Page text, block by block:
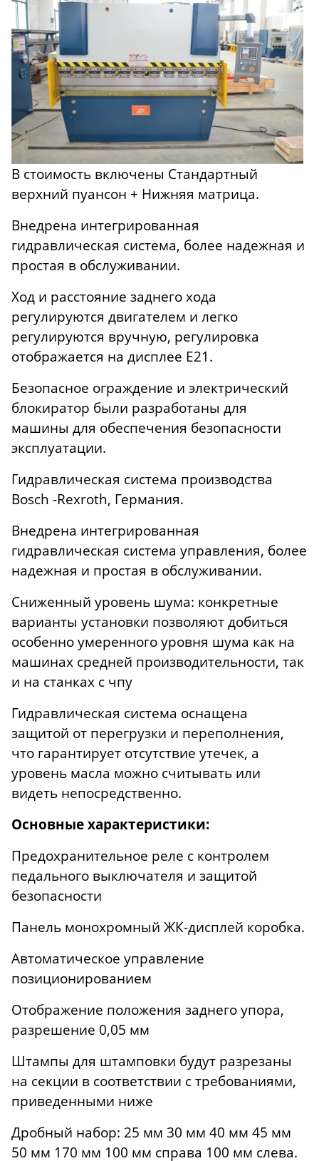
В стоимость включены Стандартный
верхний пуансон + Нижняя матрица.
Внедрена интегрированная
гидравлическая система, более надежная и
простая в обслуживании.
Ход и расстояние заднего хода
регулируются двигателем и легко
регулируются вручную, регулировка
отображается на дисплее E21.
Безопасное ограждение и электрический
блокиратор были разработаны для
машины для обеспечения безопасности
эксплуатации.
Гидравлическая система производства
Bosch -Rexroth, Германия.
Внедрена интегрированная
гидравлическая система управления, более
надежная и простая в обслуживании.
Сниженный уровень шума: конкретные
варианты установки позволяют добиться
особенно умеренного уровня шума как на
машинах средней производительности, так
и на станках с чпу
Гидравлическая система оснащена
защитой от перегрузки и переполнения,
что гарантирует отсутствие утечек, а
уровень масла можно считывать или
видеть непосредственно.
Основные характеристики:
Предохранительное реле с контролем
педального выключателя и защитой
безопасности
Панель монохромный ЖК-дисплей коробка.
Автоматическое управление
позиционированием
Отображение положения заднего упора,
разрешение 0,05 мм
Штампы для штамповки будут разрезаны
на секции в соответствии с требованиями,
приведенными ниже
Дробный набор: 25 мм 30 мм 40 мм 45 мм
50 мм 170 мм 100 мм справа 100 мм слева.